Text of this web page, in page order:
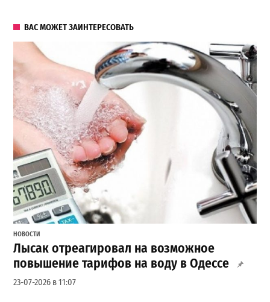
ВАС МОЖЕТ ЗАИНТЕРЕСОВАТЬ
НОВОСТИ
Лысак отреагировал на возможное
повышение тарифов на воду в Одессе
23-07-2026 в 11:07